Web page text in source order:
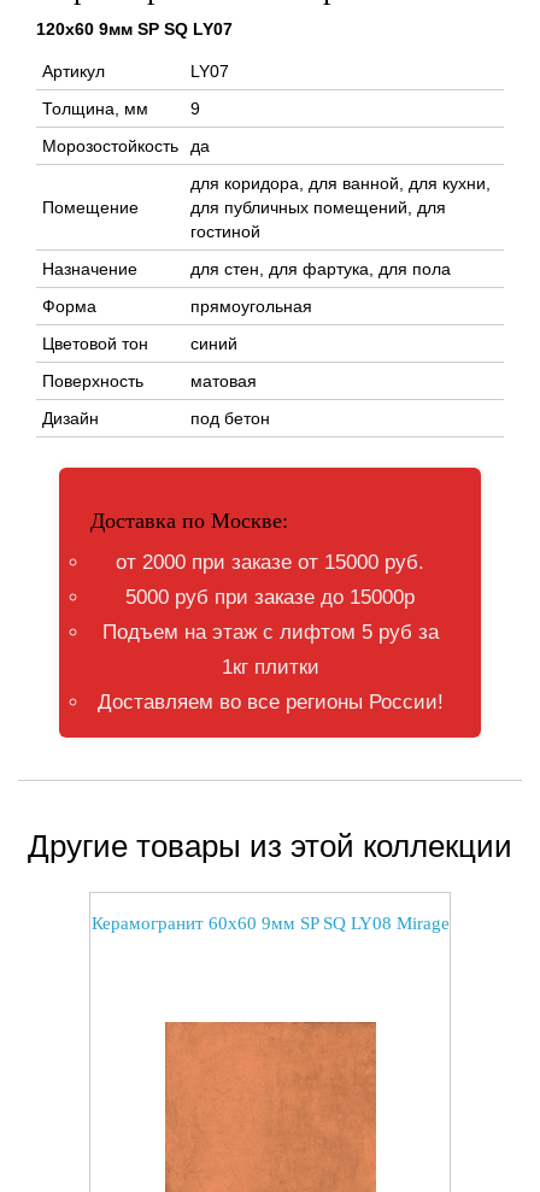
120x60 9мм SP SQ LY07
Артикул
LY07
Толщина, мм
9
Морозостойкость
да
Помещение
для коридора, для ванной, для кухни,
для публичных помещений, для
гостиной
Назначение
для стен, для фартука, для пола
Форма
прямоугольная
Цветовой тон
синий
Поверхность
матовая
Дизайн
под бетон
Доставка по Москве:
от 2000 при заказе от 15000 руб.
5000 руб при заказе до 15000р
Подъем на этаж с лифтом 5 руб за
1кг плитки
Доставляем во все регионы России!
Другие товары из этой коллекции
Керамогранит 60x60 9мм SP SQ LY08 Mirage